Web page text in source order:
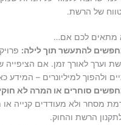
של הרשת.
מתאים לכם אם…
להתעשר תוך לילה:
וערך לאורך זמן. אם
ולהפוך למיליונרים – המידע
סוחרים או המרה לא
מסחר ולא מעודדים קנייה
הרשת והחוק.